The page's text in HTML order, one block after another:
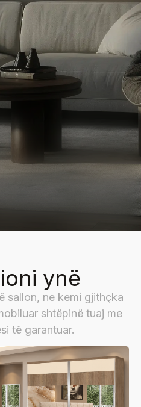
ynë
sallon, ne kemi gjithçka
shtëpinë tuaj me
të garantuar.